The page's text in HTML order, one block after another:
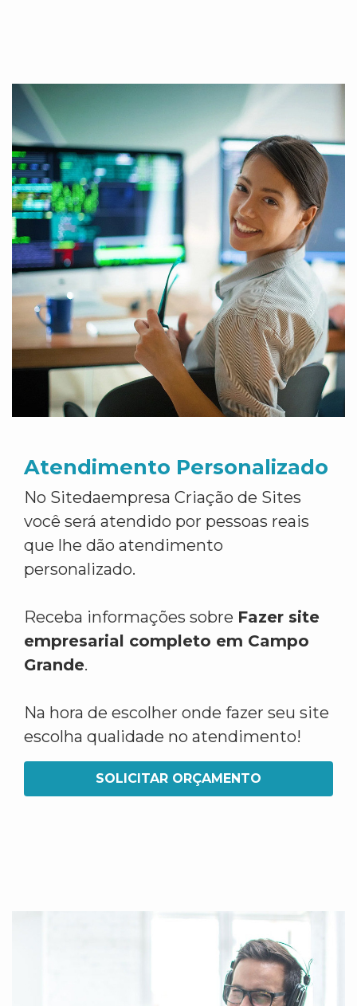
Atendimento Personalizado
No Sitedaempresa Criação de Sites
você será atendido por pessoas reais
que lhe dão atendimento
personalizado.
Receba informações sobre Fazer site
empresarial completo em Campo
Grande.
Na hora de escolher onde fazer seu site
escolha qualidade no atendimento!
SOLICITAR ORÇAMENTO